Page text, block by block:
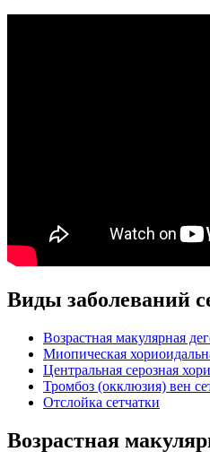
Виды заболеваний
Возрастная макулярная
Миопическая
Центральная серозная
Тромбоз (окклюзия) вен
Отслойка сетчатки
Возрастная